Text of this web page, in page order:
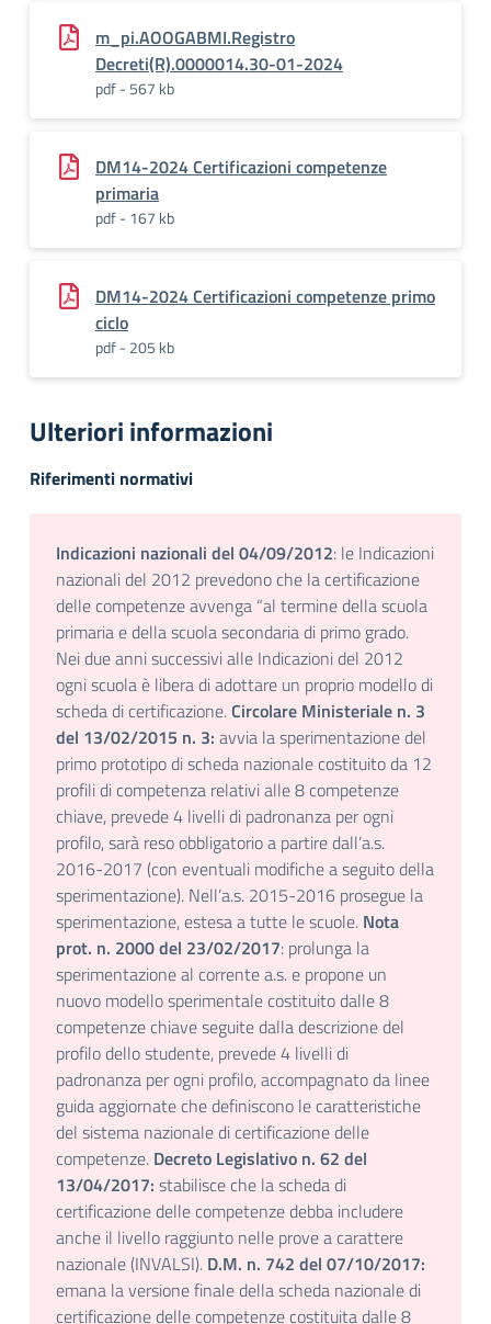
m_pi.AOOGABMI.Registro
Decreti(R).0000014.30-01-2024
pdf - 567 kb
DM14-2024 Certificazioni competenze
primaria
pdf - 167 kb
DM14-2024 Certificazioni competenze primo
ciclo
pdf - 205 kb
Ulteriori informazioni
Riferimenti normativi
Indicazioni nazionali del 04/09/2012: le Indicazioni
nazionali del 2012 prevedono che la certificazione
delle competenze avvenga “al termine della scuola
primaria e della scuola secondaria di primo grado.
Nei due anni successivi alle Indicazioni del 2012
ogni scuola è libera di adottare un proprio modello di
scheda di certificazione.Circolare Ministeriale n. 3
del 13/02/2015 n. 3: avvia la sperimentazione del
primo prototipo di scheda nazionale costituito da 12
profili di competenza relativi alle 8 competenze
chiave, prevede 4 livelli di padronanza per ogni
profilo, sarà reso obbligatorio a partire dall’a.s.
2016-2017 (con eventuali modifiche a seguito della
sperimentazione). Nell’a.s. 2015-2016 prosegue la
sperimentazione, estesa a tutte le scuole. Nota
prot. n. 2000 del 23/02/2017: prolunga la
sperimentazione al corrente a.s. e propone un
nuovo modello sperimentale costituito dalle 8
competenze chiave seguite dalla descrizione del
profilo dello studente, prevede 4 livelli di
padronanza per ogni profilo, accompagnato da linee
guida aggiornate che definiscono le caratteristiche
del sistema nazionale di certificazione delle
competenze. Decreto Legislativo n. 62 del
13/04/2017: stabilisce che la scheda di
certificazione delle competenze debba includere
anche il livello raggiunto nelle prove a carattere
nazionale (INVALSI). D.M. n. 742 del 07/10/2017:
emana la versione finale della scheda nazionale di
certificazione delle competenze costituita dalle 8